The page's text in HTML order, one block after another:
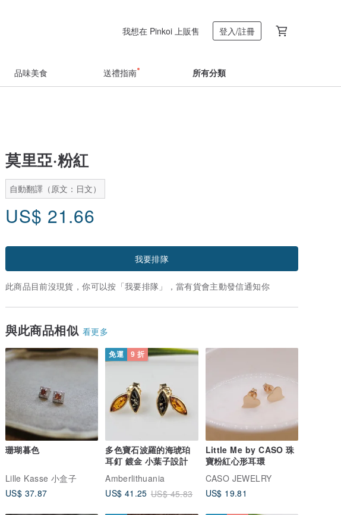
我想在 Pinkoi 上販售 登入/註冊
品味美食 送禮指南 所有分類
莫里亞·粉紅
自動翻譯（原文：日文）
US$ 21.66
我要排隊
此商品目前沒現貨，你可以按「我要排隊」，當有貨會主動發信通知你
與此商品相似 看更多
珊瑚暮色
Lille Kasse 小盒子
US$ 37.87
免運 9 折
多色寶石波羅的海琥珀
耳釘 鍍金 小葉子設計
Amberlithuania
US$ 41.25 US$ 45.83
Little Me by CASO 珠
寶粉紅心形耳環
CASO JEWELRY
US$ 19.81